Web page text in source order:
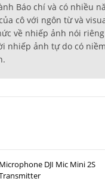
Báo chí và có nhiều
cô với ngôn từ và
về nhiếp ảnh nói
nhiếp ảnh tự do có
Microphone DJI Mic Mini 2S